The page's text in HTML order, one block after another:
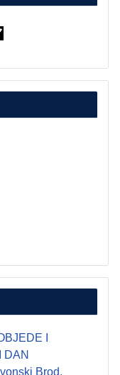
I
DAN
Brod,